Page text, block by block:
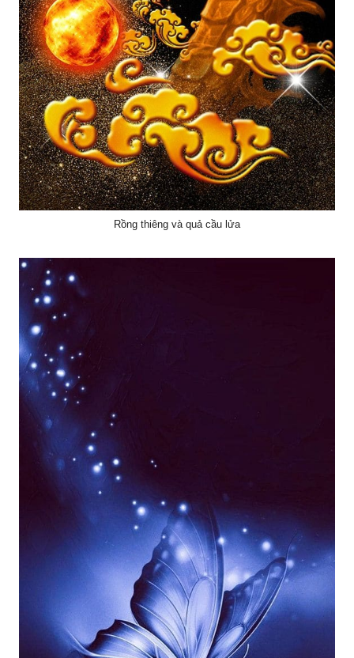
Rồng thiêng và quả cầu lửa